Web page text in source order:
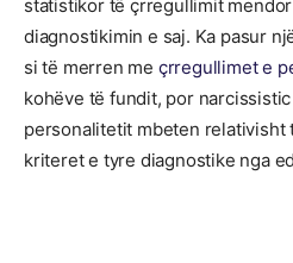
statistikor të çrregullimit
diagnostikimin e saj. Ka pasur
si të merren me çrregullimet e
kohëve të fundit, por
personalitetit mbeten relativisht
kriteret e tyre diagnostike nga